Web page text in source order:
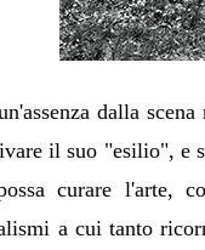
dalla
il suo "esilio", e
curare l'arte,
a cui tanto